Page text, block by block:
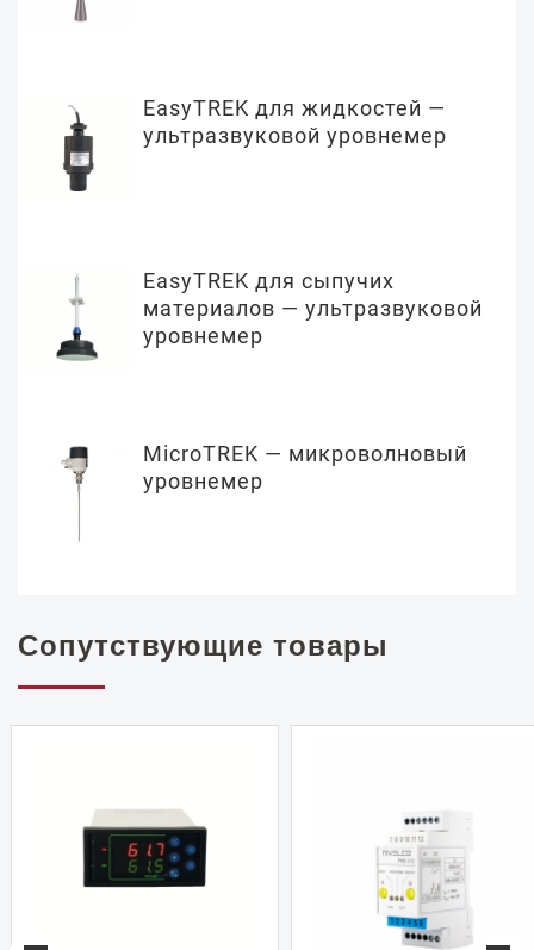
EasyTREK для жидкостей —
ультразвуковой уровнемер
EasyTREK для сыпучих
материалов — ультразвуковой
уровнемер
MicroTREK — микроволновый
уровнемер
Сопутствующие товары